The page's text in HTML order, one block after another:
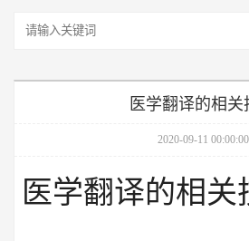
医学翻译的相关
2020-09-11 00:00:00
医学翻译的相关